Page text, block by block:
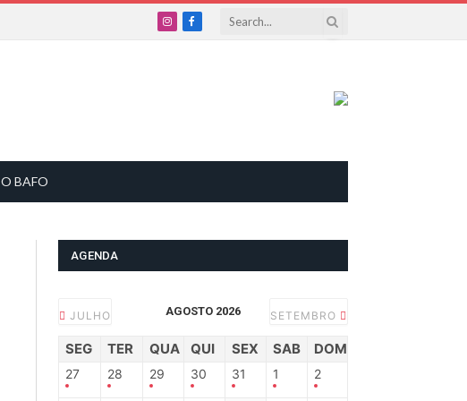
InstagramFacebook
O BAFO
AGENDA
JULHO AGOSTO 2026 SETEMBRO
SEG TER QUA QUI SEX SAB DOM
27 28 29 30 31 1 2